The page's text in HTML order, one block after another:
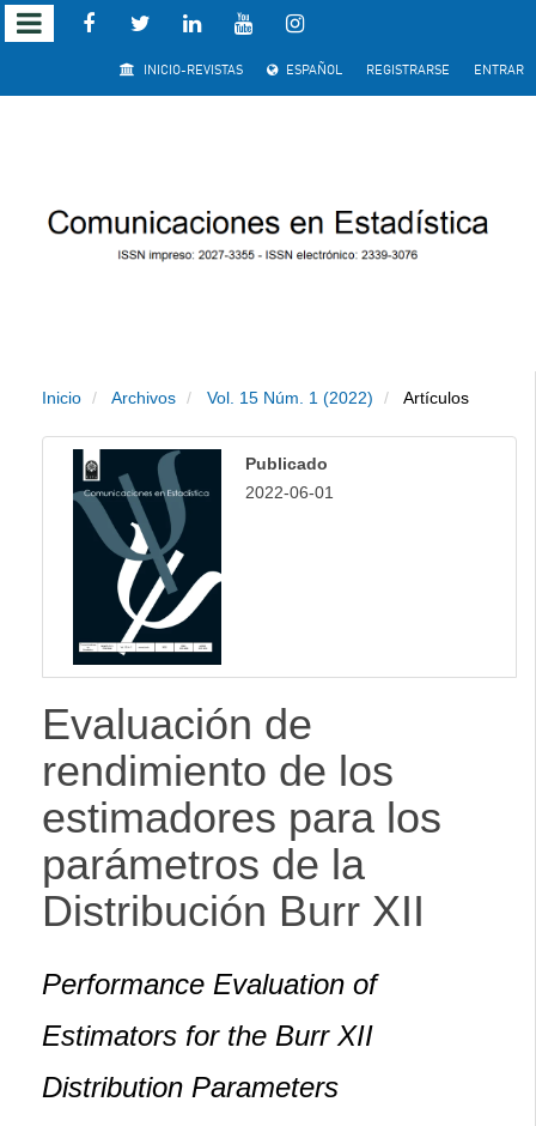
Salto
rápido
contenido
Navegación
principal
Contenido
principal
INICIO-REVISTAS ESPAÑOL REGISTRARSE ENTRAR
Inicio Archivos Vol. 15 Núm. 1 (2022) Artículos
Publicado
2022-06-01
Evaluación de
rendimiento de los
estimadores para los
parámetros de la
Distribución Burr XII
Performance Evaluation of
Estimators for the Burr XII
Distribution Parameters